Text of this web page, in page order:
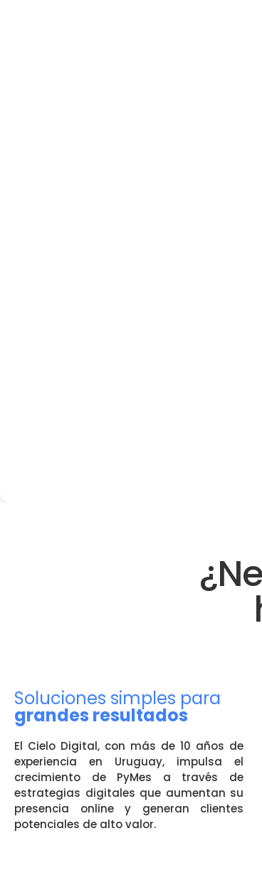
Soluciones simples para
grandes resultados
El Cielo Digital, con más de 10 años de
experiencia en Uruguay, impulsa el
crecimiento de PyMes a través de
estrategias digitales que aumentan su
presencia online y generan clientes
potenciales de alto valor.